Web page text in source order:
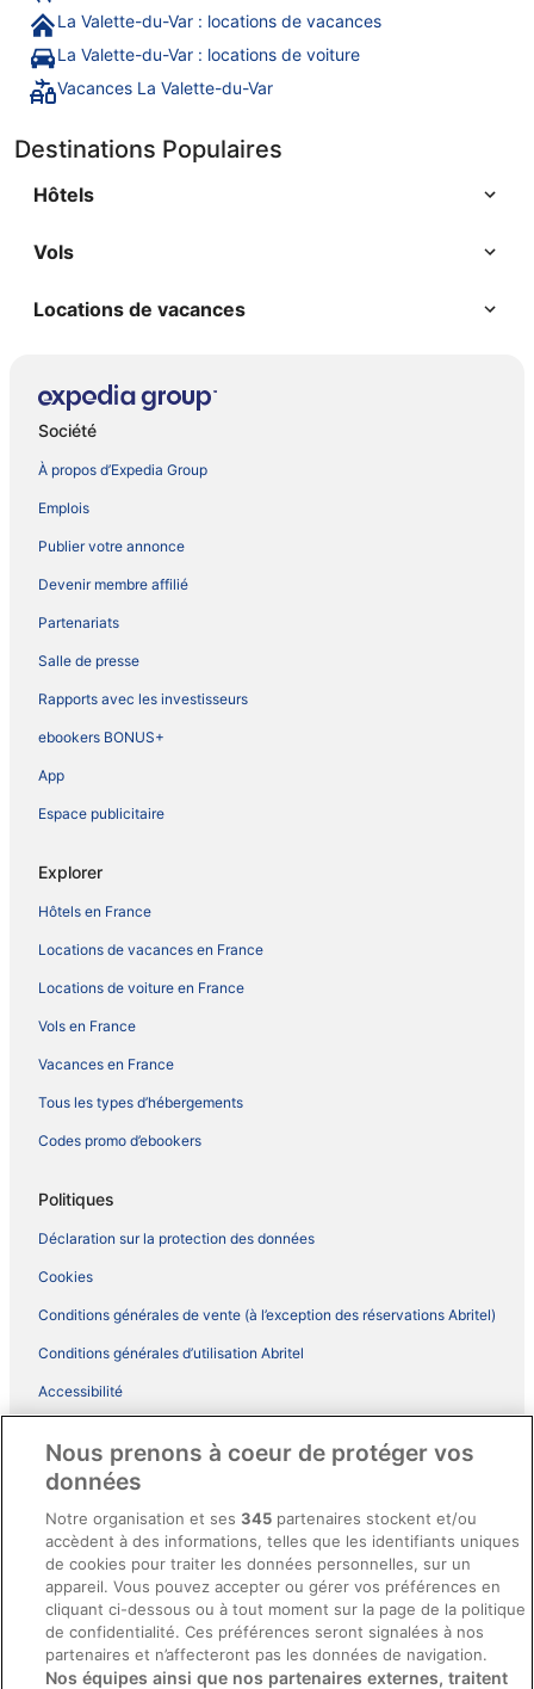
La Valette-du-Var : locations de vacances
La Valette-du-Var : locations de voiture
Vacances La Valette-du-Var
Destinations Populaires
Hôtels
Vols
Locations de vacances
Société
À propos d’Expedia Group
Emplois
Publier votre annonce
Devenir membre affilié
Partenariats
Salle de presse
Rapports avec les investisseurs
ebookers BONUS+
App
Espace publicitaire
Explorer
Hôtels en France
Locations de vacances en France
Locations de voiture en France
Vols en France
Vacances en France
Tous les types d’hébergements
Codes promo d’ebookers
Politiques
Déclaration sur la protection des données
Cookies
Conditions générales de vente (à l’exception des réservations Abritel)
Conditions générales d’utilisation Abritel
Accessibilité
Conditions générales du programme BONUS+ d’ebookers
Directives de contenu et signalement de contenus
Aide
Soutien
Annuler votre réservation d’hôtel ou de propriété de vacances
Nous prenons à coeur de protéger vos
données
Notre organisation et ses345 partenaires stockent et/ou
accèdent à des informations, telles que les identifiants uniques
de cookies pour traiter les données personnelles, sur un
appareil. Vous pouvez accepter ou gérer vos préférences en
cliquant ci-dessous ou à tout moment sur la page de la politique
de confidentialité. Ces préférences seront signalées à nos
partenaires et n’affecteront pas les données de navigation.
Nos équipes ainsi que nos partenaires externes, traitent